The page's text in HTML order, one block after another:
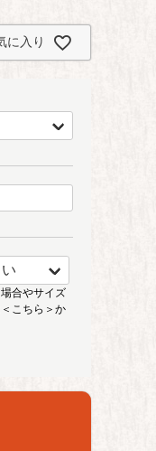
に入り
合やサイズ
＜こちら＞ か